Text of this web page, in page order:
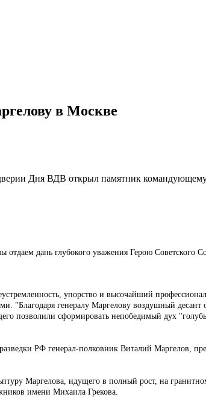
в Москве
Дня ВДВ открыл памятник
дань глубокого уважения Герою
упорство и высочайший
"Благодаря генералу Маргелову воздушный
позволили сформировать непобедимый дух
РФ генерал-полковник Виталий Маргелов,
Маргелова, идущего в полный рост, на
имени Михаила Грекова.